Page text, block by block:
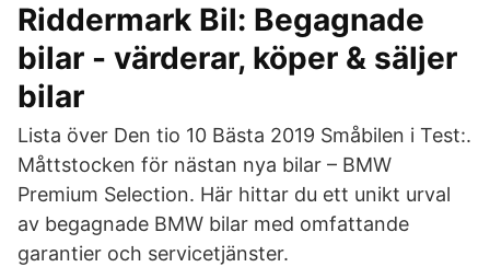
Riddermark Bil: Begagnade
bilar - värderar, köper & säljer
bilar
Lista över Den tio 10 Bästa 2019 Småbilen i Test:.
Måttstocken för nästan nya bilar – BMW
Premium Selection. Här hittar du ett unikt urval
av begagnade BMW bilar med omfattande
garantier och servicetjänster.